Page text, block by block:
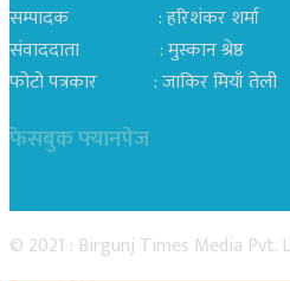
सम्पादक : हरिशंकर शर्मा
संवाददाता : मुस्कान श्रेष्ठ
फोटो पत्रकार : जाकिर मियाँ तेली
फेसबुक फ्यानपेज
© 2021 : Birgunj Times Media Pvt.